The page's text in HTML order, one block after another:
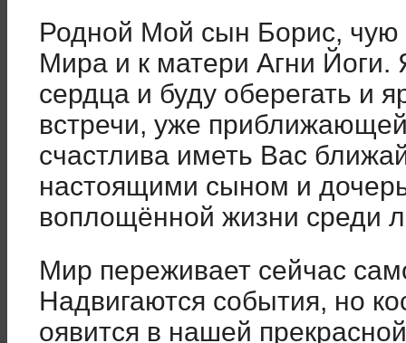
Родной Мой сын Борис,
Мира и к матери Агни
сердца и буду оберегать и
встречи, уже
счастлива иметь Вас
настоящими сыном и
воплощённой жизни среди
Мир переживает сейчас
Надвигаются события, но
оявится в нашей